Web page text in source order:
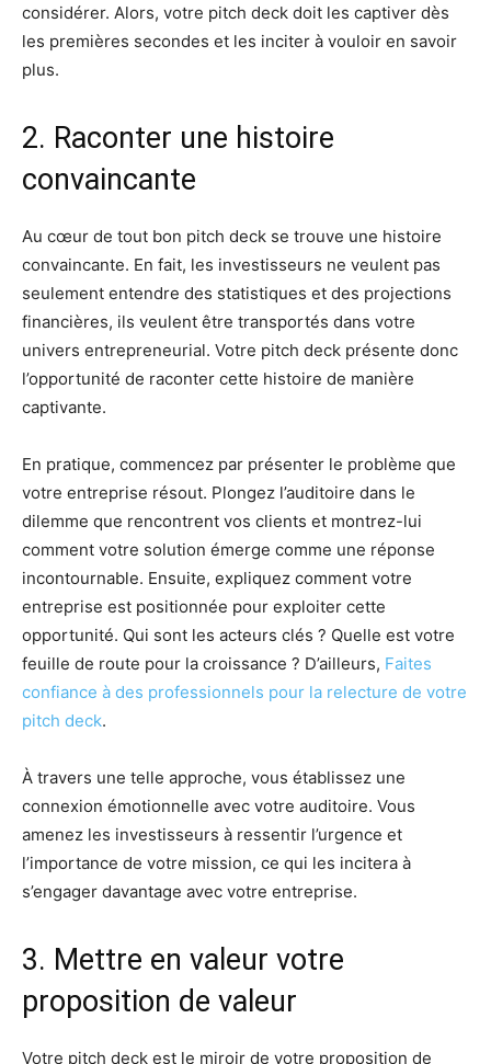
considérer. Alors, votre pitch deck doit les captiver dès
les premières secondes et les inciter à vouloir en savoir
plus.
2. Raconter une histoire
convaincante
Au cœur de tout bon pitch deck se trouve une histoire
convaincante. En fait, les investisseurs ne veulent pas
seulement entendre des statistiques et des projections
financières, ils veulent être transportés dans votre
univers entrepreneurial. Votre pitch deck présente donc
l’opportunité de raconter cette histoire de manière
captivante.
En pratique, commencez par présenter le problème que
votre entreprise résout. Plongez l’auditoire dans le
dilemme que rencontrent vos clients et montrez-lui
comment votre solution émerge comme une réponse
incontournable. Ensuite, expliquez comment votre
entreprise est positionnée pour exploiter cette
opportunité. Qui sont les acteurs clés ? Quelle est votre
feuille de route pour la croissance ? D’ailleurs, Faites
confiance à des professionnels pour la relecture de votre
pitch deck.
À travers une telle approche, vous établissez une
connexion émotionnelle avec votre auditoire. Vous
amenez les investisseurs à ressentir l’urgence et
l’importance de votre mission, ce qui les incitera à
s’engager davantage avec votre entreprise.
3. Mettre en valeur votre
proposition de valeur
Votre pitch deck est le miroir de votre proposition de